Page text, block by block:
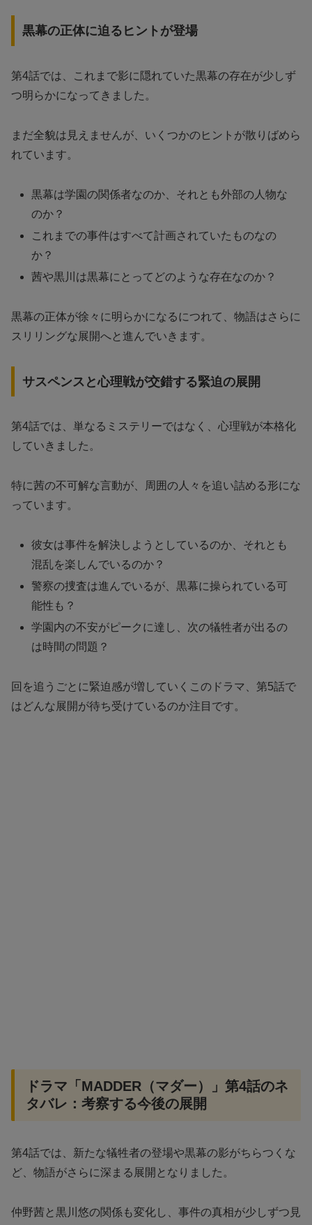
黒幕の正体に迫るヒントが登場
第4話では、これまで影に隠れていた黒幕の存在が少しず
つ明らかになってきました。
まだ全貌は見えませんが、いくつかのヒントが散りばめら
れています。
黒幕は学園の関係者なのか、それとも外部の人物な
のか？
これまでの事件はすべて計画されていたものなの
か？
茜や黒川は黒幕にとってどのような存在なのか？
黒幕の正体が徐々に明らかになるにつれて、物語はさらに
スリリングな展開へと進んでいきます。
サスペンスと心理戦が交錯する緊迫の展開
第4話では、単なるミステリーではなく、心理戦が本格化
していきました。
特に茜の不可解な言動が、周囲の人々を追い詰める形にな
っています。
彼女は事件を解決しようとしているのか、それとも
混乱を楽しんでいるのか？
警察の捜査は進んでいるが、黒幕に操られている可
能性も？
学園内の不安がピークに達し、次の犠牲者が出るの
は時間の問題？
回を追うごとに緊迫感が増していくこのドラマ、第5話で
はどんな展開が待ち受けているのか注目です。
ドラマ「MADDER（マダー）」第4話のネ
タバレ：考察する今後の展開
第4話では、新たな犠牲者の登場や黒幕の影がちらつくな
ど、物語がさらに深まる展開となりました。
仲野茜と黒川悠の関係も変化し、事件の真相が少しずつ見